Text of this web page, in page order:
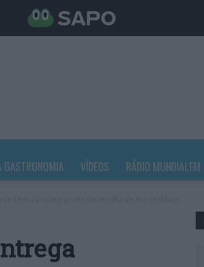
VÍDEOS RÁDIO MUNDIALFM